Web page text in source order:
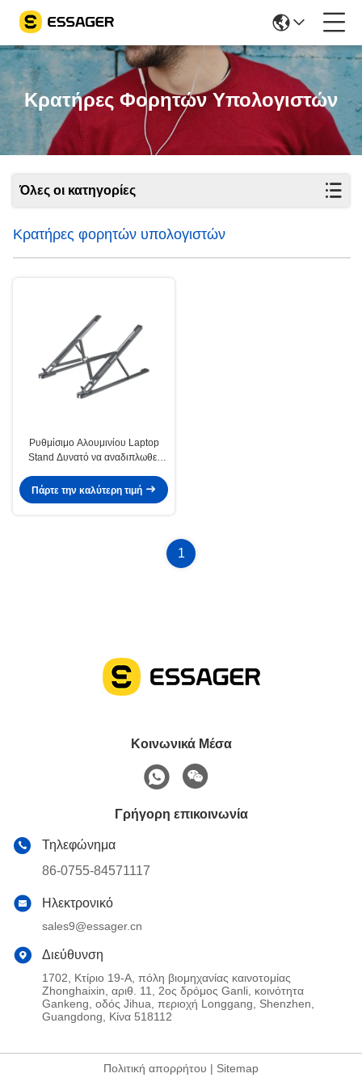
Κρατήρες Φορητών Υπολογιστών
Όλες οι κατηγορίες
Κρατήρες φορητών υπολογιστών
Ρυθμίσιμο Αλουμινίου Laptop
Stand Δυνατό να αναδιπλωθεί
Trip
Πάρτε την καλύτερη τιμή
1
Κοινωνικά Μέσα
Γρήγορη επικοινωνία
Τηλεφώνημα
86-0755-84571117
Ηλεκτρονικό
sales9@essager.cn
Διεύθυνση
1702, Κτίριο 19-Α, πόλη βιομηχανίας καινοτομίας
Zhonghaixin, αριθ. 11, 2ος δρόμος Ganli, κοινότητα
Gankeng, οδός Jihua, περιοχή Longgang, Shenzhen,
Guangdong, Κίνα 518112
Πολιτική απορρήτου | Sitemap